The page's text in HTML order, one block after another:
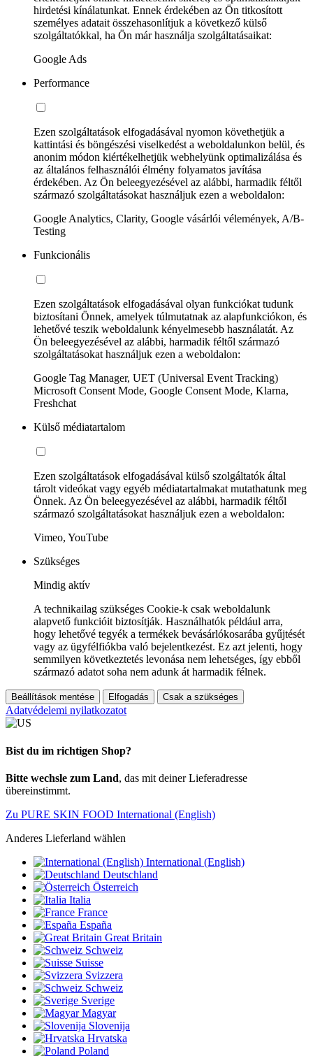
hirdetési kínálatunkat. Ennek érdekében az Ön titkosított
személyes adatait összehasonlítjuk a következő külső
szolgáltatókkal, ha Ön már használja szolgáltatásaikat:
Google Ads
Performance
Ezen szolgáltatások elfogadásával nyomon követhetjük a
kattintási és böngészési viselkedést a weboldalunkon belül, és
anonim módon kiértékelhetjük webhelyünk optimalizálása és
az általános felhasználói élmény folyamatos javítása
érdekében. Az Ön beleegyezésével az alábbi, harmadik féltől
származó szolgáltatásokat használjuk ezen a weboldalon:
Google Analytics, Clarity, Google vásárlói vélemények, A/B-
Testing
Funkcionális
Ezen szolgáltatások elfogadásával olyan funkciókat tudunk
biztosítani Önnek, amelyek túlmutatnak az alapfunkciókon, és
lehetővé teszik weboldalunk kényelmesebb használatát. Az
Ön beleegyezésével az alábbi, harmadik féltől származó
szolgáltatásokat használjuk ezen a weboldalon:
Google Tag Manager, UET (Universal Event Tracking)
Microsoft Consent Mode, Google Consent Mode, Klarna,
Freshchat
Külső médiatartalom
Ezen szolgáltatások elfogadásával külső szolgáltatók által
tárolt videókat vagy egyéb médiatartalmakat mutathatunk meg
Önnek. Az Ön beleegyezésével az alábbi, harmadik féltől
származó szolgáltatásokat használjuk ezen a weboldalon:
Vimeo, YouTube
Szükséges
Mindig aktív
A technikailag szükséges Cookie-k csak weboldalunk
alapvető funkcióit biztosítják. Használhatók például arra,
hogy lehetővé tegyék a termékek bevásárlókosarába gyűjtését
vagy az ügyfélfiókba való bejelentkezést. Ez azt jelenti, hogy
semmilyen következtetés levonása nem lehetséges, így ebből
származó adatot soha nem adunk át harmadik félnek.
Beállítások mentése Elfogadás Csak a szükséges
Adatvédelemi nyilatkozatot
Bist du im richtigen Shop?
Bitte wechsle zum Land, das mit deiner Lieferadresse
übereinstimmt.
Zu PURE SKIN FOOD International (English)
Anderes Lieferland wählen
International (English)
Deutschland
Österreich
Italia
France
España
Great Britain
Schweiz
Suisse
Svizzera
Schweiz
Sverige
Magyar
Slovenija
Hrvatska
Poland